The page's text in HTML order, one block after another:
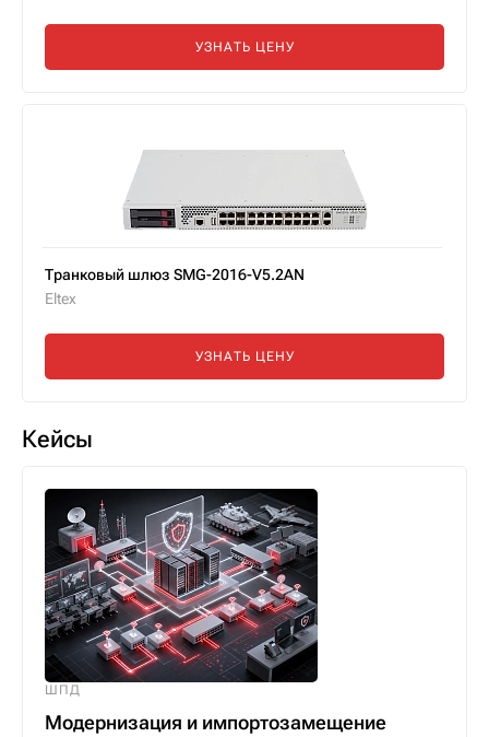
УЗНАТЬ ЦЕНУ
Транковый шлюз SMG-2016-V5.2AN
Eltex
УЗНАТЬ ЦЕНУ
Кейсы
ШПД
Модернизация и импортозамещение